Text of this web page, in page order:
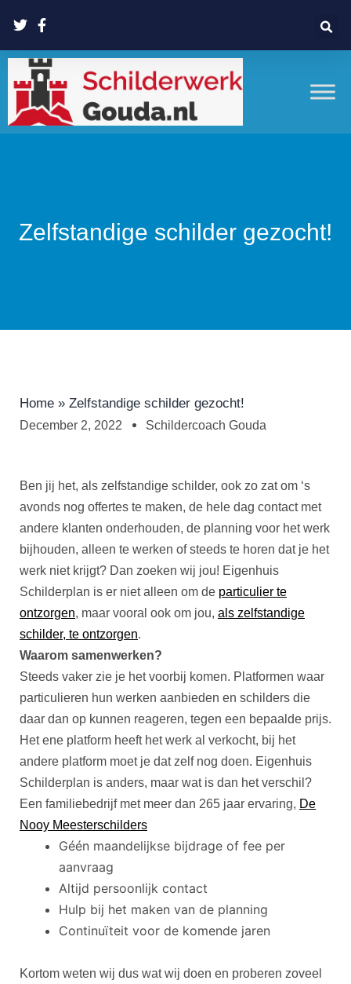
Zelfstandige schilder gezocht!
Home » Zelfstandige schilder gezocht!
December 2, 2022 Schildercoach Gouda
Ben jij het, als zelfstandige schilder, ook zo zat om ‘s
avonds nog offertes te maken, de hele dag contact met
andere klanten onderhouden, de planning voor het werk
bijhouden, alleen te werken of steeds te horen dat je het
werk niet krijgt? Dan zoeken wij jou! Eigenhuis
Schilderplan is er niet alleen om de particulier te
ontzorgen, maar vooral ook om jou, als zelfstandige
schilder, te ontzorgen.
Waarom samenwerken?
Steeds vaker zie je het voorbij komen. Platformen waar
particulieren hun werken aanbieden en schilders die
daar dan op kunnen reageren, tegen een bepaalde prijs.
Het ene platform heeft het werk al verkocht, bij het
andere platform moet je dat zelf nog doen. Eigenhuis
Schilderplan is anders, maar wat is dan het verschil?
Een familiebedrijf met meer dan 265 jaar ervaring, De
Nooy Meesterschilders
Géén maandelijkse bijdrage of fee per
aanvraag
Altijd persoonlijk contact
Hulp bij het maken van de planning
Continuïteit voor de komende jaren
Kortom weten wij dus wat wij doen en proberen zoveel